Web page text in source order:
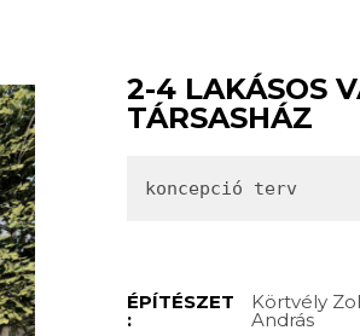
Középületek
Lakóépületek
Szálloda
2-4 LAKÁSOS
TÁRSASHÁZ
koncepció terv
ÉPÍTÉSZET
:
Körtvély
András